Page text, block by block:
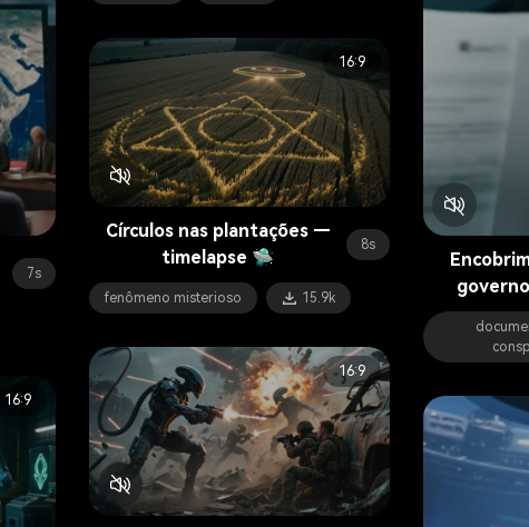
7s
16:9
Círculos nas plantações —
timelapse 🛸
8s
fenômeno misterioso 15.9k
16:9
16:9